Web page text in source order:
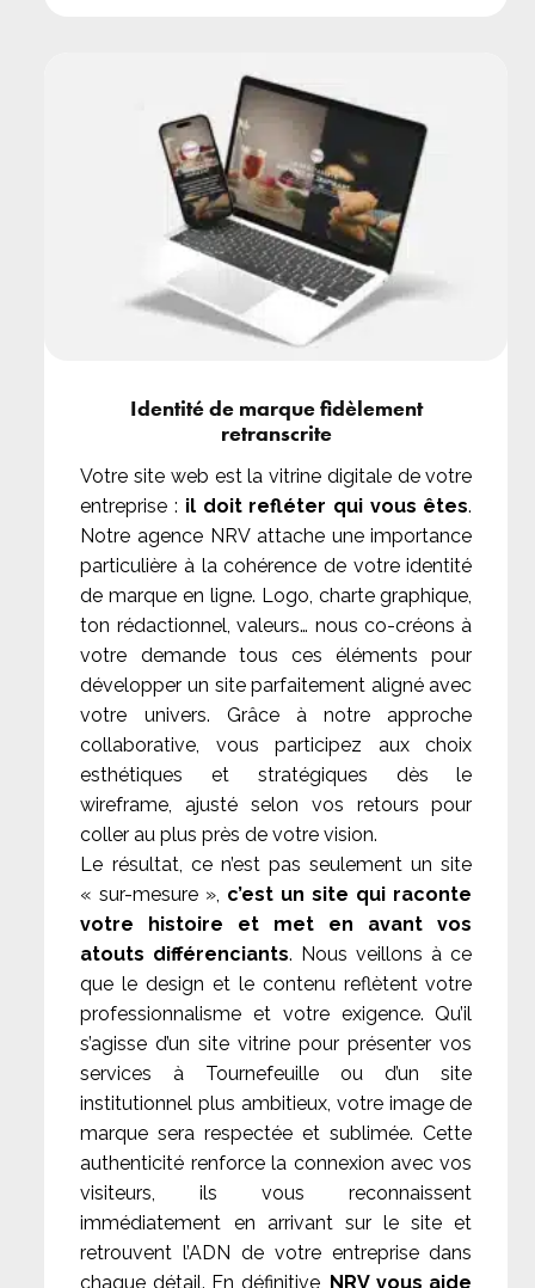
Identité de marque fidèlement
retranscrite
Votre site web est la vitrine digitale de votre
entreprise : il doit refléter qui vous êtes.
Notre agence NRV attache une importance
particulière à la cohérence de votre identité
de marque en ligne. Logo, charte graphique,
ton rédactionnel, valeurs… nous co-créons à
votre demande tous ces éléments pour
développer un site parfaitement aligné avec
votre univers. Grâce à notre approche
collaborative, vous participez aux choix
esthétiques et stratégiques dès le
wireframe, ajusté selon vos retours pour
coller au plus près de votre vision.
Le résultat, ce n’est pas seulement un site
« sur-mesure », c’est un site qui raconte
votre histoire et met en avant vos
atouts différenciants. Nous veillons à ce
que le design et le contenu reflètent votre
professionnalisme et votre exigence. Qu’il
s’agisse d’un site vitrine pour présenter vos
services à Tournefeuille ou d’un site
institutionnel plus ambitieux, votre image de
marque sera respectée et sublimée. Cette
authenticité renforce la connexion avec vos
visiteurs, ils vous reconnaissent
immédiatement en arrivant sur le site et
retrouvent l’ADN de votre entreprise dans
chaque détail. En définitive, NRV vous aide